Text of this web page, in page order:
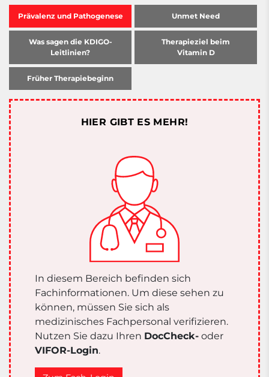
Prävalenz und Pathogenese Unmet Need
Was sagen die KDIGO-
Leitlinien?
Therapieziel beim
Vitamin D
Früher Therapiebeginn
HIER GIBT ES MEHR!
In diesem Bereich befinden sich
Fachinformationen. Um diese sehen zu
können, müssen Sie sich als
medizinisches Fachpersonal verifizieren.
Nutzen Sie dazu Ihren DocCheck- oder
VIFOR-Login.